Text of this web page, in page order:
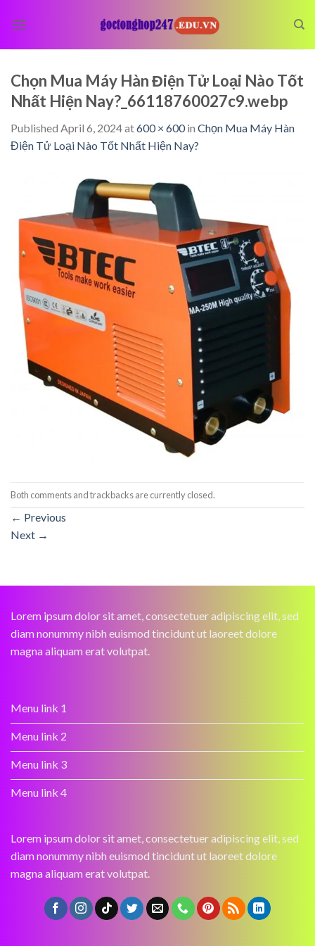
Chọn Mua Máy Hàn Điện Tử Loại Nào Tốt
Nhất Hiện Nay?_66118760027c9.webp
Published April 6, 2024at600 × 600in Chọn Mua Máy Hàn
Điện Tử Loại Nào Tốt Nhất Hiện Nay?
Both comments and trackbacks are currently closed.
← Previous
Next →
Lorem ipsum dolor sit amet, consectetuer adipiscing elit, sed
diam nonummy nibh euismod tincidunt ut laoreet dolore
magna aliquam erat volutpat.
Menu link 1
Menu link 2
Menu link 3
Menu link 4
Lorem ipsum dolor sit amet, consectetuer adipiscing elit, sed
diam nonummy nibh euismod tincidunt ut laoreet dolore
magna aliquam erat volutpat.